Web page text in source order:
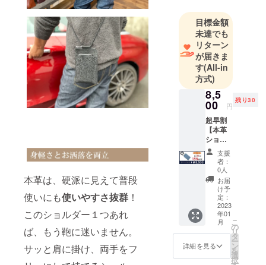
本革は、硬派に見えて普段
使いにも使いやすさ抜群 ！
このショルダー１つあれ
ば、もう鞄に迷いません。
サッと肩に掛け、両手をフ
シェアを誇
る革素材の
一大産地で
す。
そんな一大
産地だから
こそ実現可
能な最高級
の革素材並
びに革製品
をよりリー
ズナブルな
価格で日本
中の皆様に
ご提供でき
ればという
強い想いで
日々精進し
目標金額
未達でも
リターン
が届きま
す(All-in
方式)
8,5
00 円
残り30
超早割
【本革
ショル
ダー】
１個 定
10,000
円の
15％OF
F（税・
送料
込） ■
カ
ラー：
ブラッ
ク、
支援
者：
0人
お届
け予
定：
2023
年01
月
詳細を見る
こ
の
リ
タ
ー
ン
を
選
択